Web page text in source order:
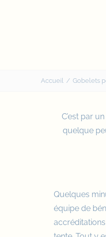
Accueil Gobelets
C’est par
quelque
Quelques
équipe de
accréditations